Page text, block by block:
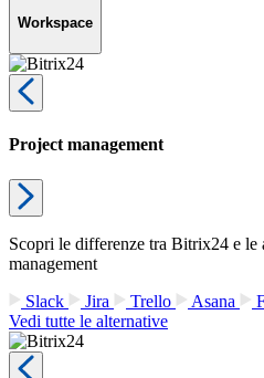
Workspace
Project management
Scopri le differenze tra Bitrix24 e
management
Slack
Jira Trello Asana
Vedi tutte le alternative